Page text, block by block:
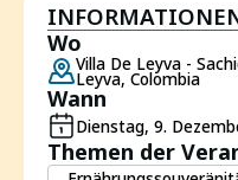
Wo
Villa De Leyva -
Leyva, Colombia
Wann
Dienstag, 9.
Themen der